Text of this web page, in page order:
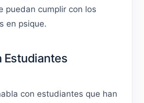
puedan cumplir con los
en psique.
Estudiantes
con estudiantes que han